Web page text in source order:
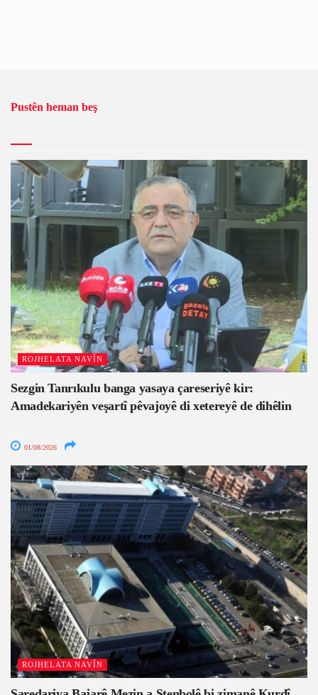
Pustên heman beş
ROJHELATA NAVÎN
Sezgin Tanrıkulu banga yasaya çareseriyê kir:
Amadekariyên veşartî pêvajoyê di xetereyê de dihêlin
01/08/2026
ROJHELATA NAVÎN